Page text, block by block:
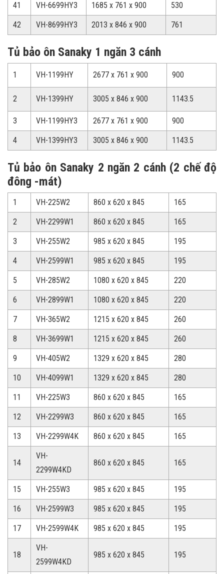
41 VH-6699HY3 1685 x 761 x 900 530
42 VH-8699HY3 2013 x 846 x 900 761
Tủ bảo ôn Sanaky 1 ngăn 3 cánh
1 VH-1199HY 2677 x 761 x 900 900
2 VH-1399HY 3005 x 846 x 900 1143.5
3 VH-1199HY3 2677 x 761 x 900 900
4 VH-1399HY3 3005 x 846 x 900 1143.5
Tủ bảo ôn Sanaky 2 ngăn 2 cánh (2 chế độ
đông -mát)
1 VH-225W2 860 x 620 x 845 165
2 VH-2299W1 860 x 620 x 845 165
3 VH-255W2 985 x 620 x 845 195
4 VH-2599W1 985 x 620 x 845 195
5 VH-285W2 1080 x 620 x 845 220
6 VH-2899W1 1080 x 620 x 845 220
7 VH-365W2 1215 x 620 x 845 260
8 VH-3699W1 1215 x 620 x 845 260
9 VH-405W2 1329 x 620 x 845 280
10 VH-4099W1 1329 x 620 x 845 280
11 VH-225W3 860 x 620 x 845 165
12 VH-2299W3 860 x 620 x 845 165
13 VH-2299W4K 860 x 620 x 845 165
14
VH-
2299W4KD
860 x 620 x 845 165
15 VH-255W3 985 x 620 x 845 195
16 VH-2599W3 985 x 620 x 845 195
17 VH-2599W4K 985 x 620 x 845 195
18
VH-
2599W4KD
985 x 620 x 845 195